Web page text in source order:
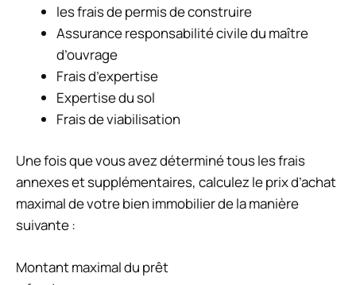
les frais de permis de construire
Assurance responsabilité civile du maître
d’ouvrage
Frais d’expertise
Expertise du sol
Frais de viabilisation
Une fois que vous avez déterminé tous les frais
annexes et supplémentaires, calculez le prix d’achat
maximal de votre bien immobilier de la manière
suivante :
Montant maximal du prêt